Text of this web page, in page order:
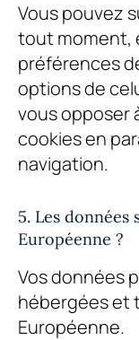
Vous pouvez
tout moment,
préférences
options de
vous opposer
cookies en
navigation.
5. Les
Européenne ?
Vos données
hébergées et
Européenne.